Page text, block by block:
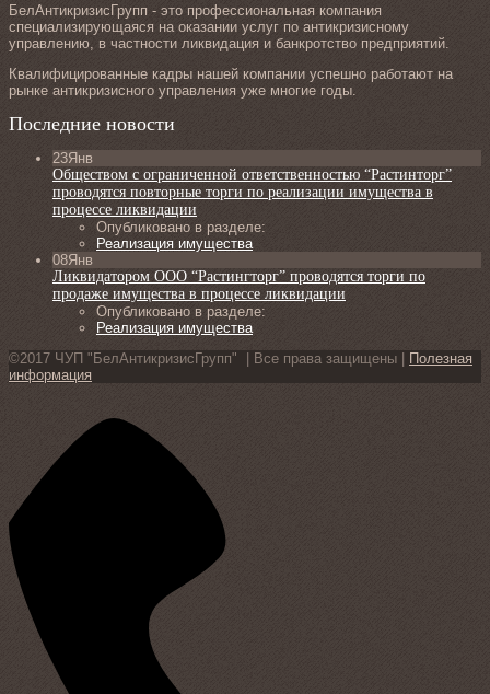
БелАнтикризисГрупп - это профессиональная компания
специализирующаяся на оказании услуг по антикризисному
управлению, в частности ликвидация и банкротство предприятий.
Квалифицированные кадры нашей компании успешно работают на
рынке антикризисного управления уже многие годы.
Последние новости
23Янв
Обществом с ограниченной ответственностью “Растинторг”
проводятся повторные торги по реализации имущества в
процессе ликвидации
Опубликовано в разделе:
Реализация имущества
08Янв
Ликвидатором ООО “Растингторг” проводятся торги по
продаже имущества в процессе ликвидации
Опубликовано в разделе:
Реализация имущества
©2017 ЧУП "БелАнтикризисГрупп" | Все права защищены | Полезная
информация